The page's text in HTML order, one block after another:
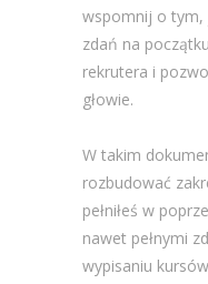
wspomnij o tym,
zdań na
rekrutera i
głowie.
W takim
rozbudować
pełniłeś w
nawet pełnymi
wypisaniu